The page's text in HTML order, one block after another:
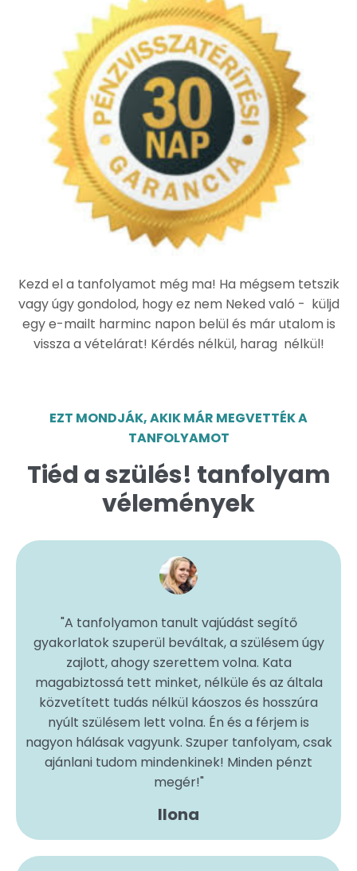
Kezd el a tanfolyamot még ma! Ha mégsem tetszik
vagy úgy gondolod, hogy ez nem Neked való - küljd
egy e-mailt harminc napon belül és már utalom is
vissza a vételárat! Kérdés nélkül, harag nélkül!
EZT MONDJÁK, AKIK MÁR MEGVETTÉK A
TANFOLYAMOT
Tiéd a szülés! tanfolyam
vélemények
"A tanfolyamon tanult vajúdást segítő
gyakorlatok szuperül beváltak, a szülésem úgy
zajlott, ahogy szerettem volna. Kata
magabiztossá tett minket, nélküle és az általa
közvetített tudás nélkül káoszos és hosszúra
nyúlt szülésem lett volna. Én és a férjem is
nagyon hálásak vagyunk. Szuper tanfolyam, csak
ajánlani tudom mindenkinek! Minden pénzt
megér!"
Ilona